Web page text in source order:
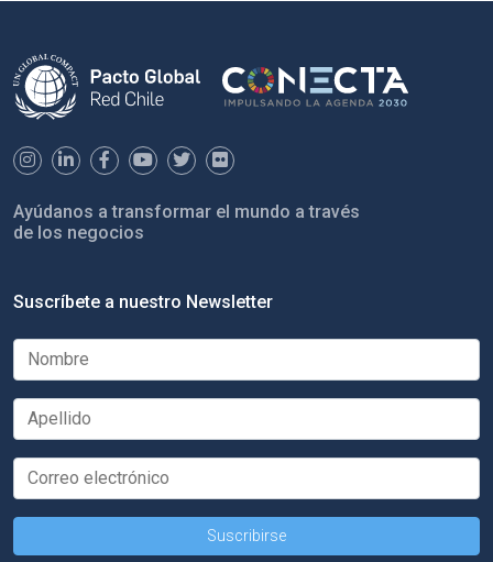
Ayúdanos a transformar el mundo a través
de los negocios
Suscríbete a nuestro Newsletter